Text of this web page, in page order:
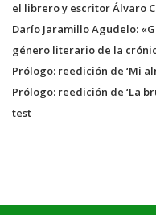
el librero y escritor Álvaro
Darío Jaramillo Agudelo:
género literario de la
Prólogo: reedición de ‘Mi
Prólogo: reedición de ‘La
test